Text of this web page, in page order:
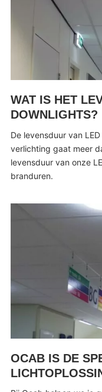
WAT IS HET
DOWNLIGHTS?
De levensduur van
verlichting gaat meer
levensduur van onze
branduren.
OCAB IS DE